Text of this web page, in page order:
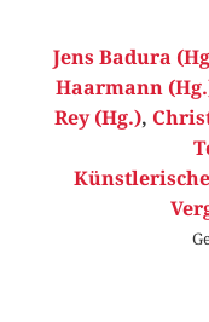
Jens Badura
Haarmann
Rey (Hg.),